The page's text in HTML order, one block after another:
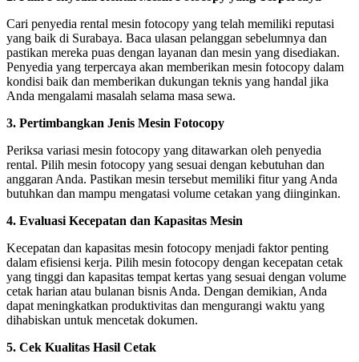
Cari penyedia rental mesin fotocopy yang telah memiliki reputasi
yang baik di Surabaya. Baca ulasan pelanggan sebelumnya dan
pastikan mereka puas dengan layanan dan mesin yang disediakan.
Penyedia yang terpercaya akan memberikan mesin fotocopy dalam
kondisi baik dan memberikan dukungan teknis yang handal jika
Anda mengalami masalah selama masa sewa.
3. Pertimbangkan Jenis Mesin Fotocopy
Periksa variasi mesin fotocopy yang ditawarkan oleh penyedia
rental. Pilih mesin fotocopy yang sesuai dengan kebutuhan dan
anggaran Anda. Pastikan mesin tersebut memiliki fitur yang Anda
butuhkan dan mampu mengatasi volume cetakan yang diinginkan.
4. Evaluasi Kecepatan dan Kapasitas Mesin
Kecepatan dan kapasitas mesin fotocopy menjadi faktor penting
dalam efisiensi kerja. Pilih mesin fotocopy dengan kecepatan cetak
yang tinggi dan kapasitas tempat kertas yang sesuai dengan volume
cetak harian atau bulanan bisnis Anda. Dengan demikian, Anda
dapat meningkatkan produktivitas dan mengurangi waktu yang
dihabiskan untuk mencetak dokumen.
5. Cek Kualitas Hasil Cetak